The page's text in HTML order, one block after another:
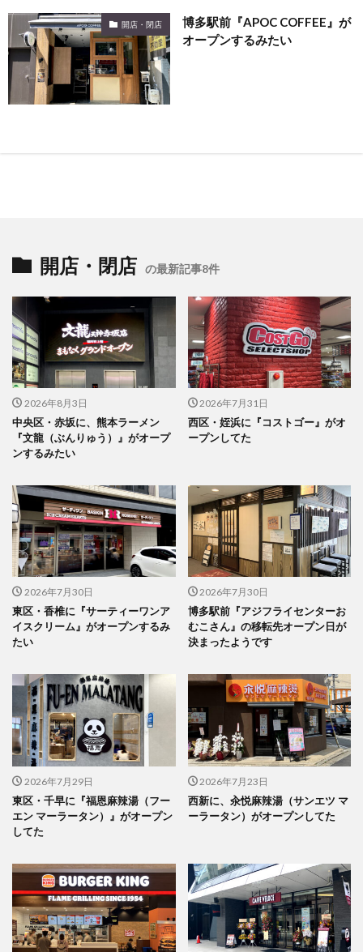
開店・閉店
博多駅前『APOC COFFEE』が
オープンするみたい
開店・閉店 の最新記事8件
2026年8月3日
中央区・赤坂に、熊本ラーメン
『文龍（ぶんりゅう）』がオープ
ンするみたい
2026年7月31日
西区・姪浜に『コストゴー』がオ
ープンしてた
2026年7月30日
東区・香椎に『サーティーワンア
イスクリーム』がオープンするみ
たい
2026年7月30日
博多駅前『アジフライセンターお
むこさん』の移転先オープン日が
決まったようです
2026年7月29日
東区・千早に『福恩麻辣湯（フー
エン マーラータン）』がオープン
してた
2026年7月23日
西新に、汆悦麻辣湯（サンエツ マ
ーラータン）がオープンしてた